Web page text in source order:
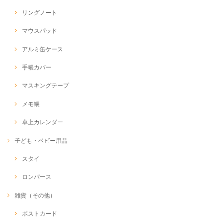
リングノート
マウスパッド
アルミ缶ケース
手帳カバー
マスキングテープ
メモ帳
卓上カレンダー
子ども・ベビー用品
スタイ
ロンパース
雑貨（その他）
ポストカード